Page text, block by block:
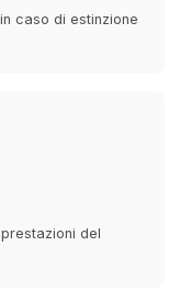
caso di estinzione
del